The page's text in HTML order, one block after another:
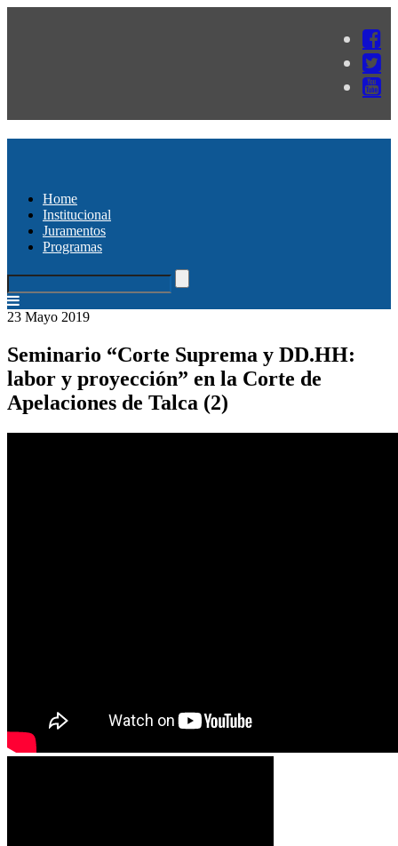
Home
Institucional
Juramentos
Programas
23 Mayo 2019
Seminario “Corte Suprema y DD.HH:
labor y proyección” en la Corte de
Apelaciones de Talca (2)